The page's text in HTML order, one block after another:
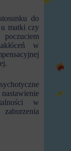
do
u matki czy
w
w